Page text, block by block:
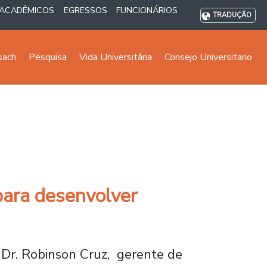
EGRESSOS FUNCIONÁRIOS TRADUÇÃO
Pesquisa Vida Universitária Consejo Universitario
desenvolver
Robinson Cruz, gerente de